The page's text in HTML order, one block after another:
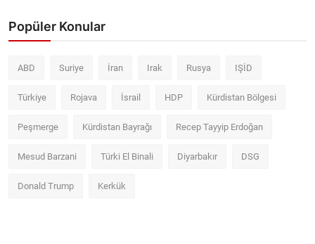
Popüler Konular
ABD Suriye İran Irak Rusya IŞİD
Türkiye Rojava İsrail HDP Kürdistan Bölgesi
Peşmerge Kürdistan Bayrağı Recep Tayyip Erdoğan
Mesud Barzani Türki El Binali Diyarbakır DSG
Donald Trump Kerkük